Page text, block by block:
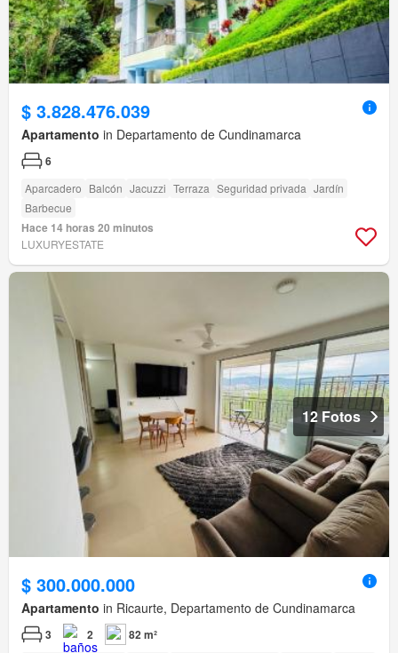
$ 3.828.476.039
Apartamento in Departamento de Cundinamarca
6
Aparcadero Balcón Jacuzzi Terraza Seguridad privada Jardín
Barbecue
Hace 14 horas 20 minutos
LUXURYESTATE
12 Fotos
$ 300.000.000
Apartamento in Ricaurte, Departamento de Cundinamarca
3 2 82 m²